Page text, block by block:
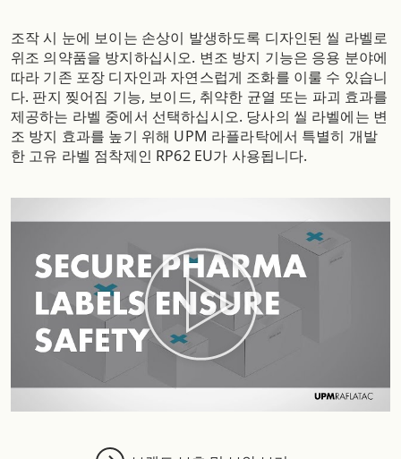
조작 시 눈에 보이는 손상이 발생하도록 디자인된 씰 라벨로
위조 의약품을 방지하십시오. 변조 방지 기능은 응용 분야에
따라 기존 포장 디자인과 자연스럽게 조화를 이룰 수 있습니
다. 판지 찢어짐 기능, 보이드, 취약한 균열 또는 파괴 효과를
제공하는 라벨 중에서 선택하십시오. 당사의 씰 라벨에는 변
조 방지 효과를 높기 위해 UPM 라플라탁에서 특별히 개발
한 고유 라벨 점착제인 RP62 EU가 사용됩니다.